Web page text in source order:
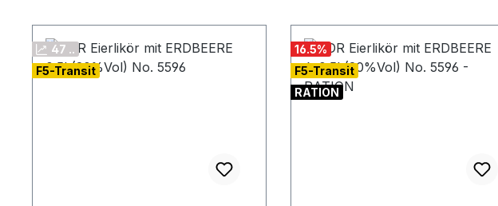
47 ..
F5-Transit
16.5%
F5-Transit
RATION